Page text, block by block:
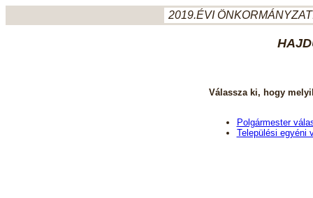
2019.ÉVI
Válassza ki, hogy
Polgármester
Települési egyéni